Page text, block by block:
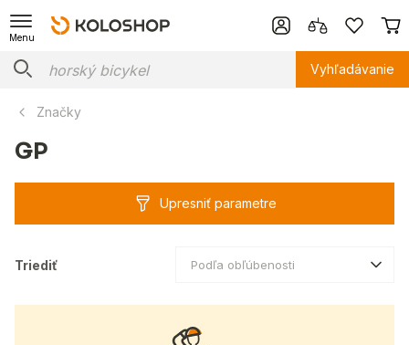
Menu
Vyhľadávanie
Značky
GP
Upresniť parametre
Triediť Podľa obľúbenosti